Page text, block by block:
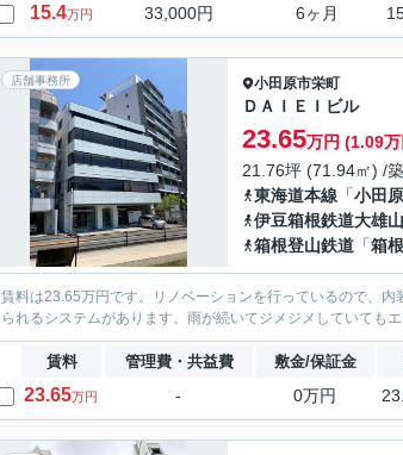
15.4万円 33,000円 6ヶ月
店舗事務所 小田原市栄町
ＤＡＩＥＩビル
23.65万円 (1.09
21.76坪 (71.94㎡) /
東海道本線 「小田原
伊豆箱根鉄道大雄
箱根登山鉄道 「箱
賃料は23.65万円です。リノベーションを行っているので、
られるシステムがあります。雨が続いてジメジメしていても
賃料 管理費・共益費 敷金/保証金
23.65万円 - 0万円